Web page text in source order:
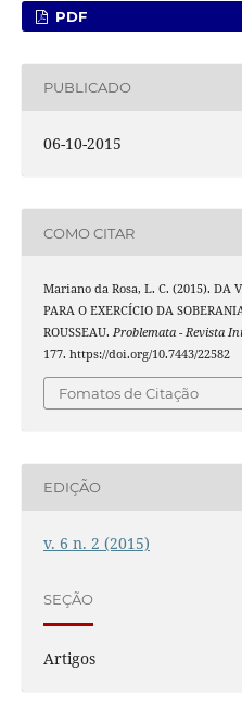
PDF
PUBLICADO
06-10-2015
COMO CITAR
Mariano da Rosa, L. C. (2015). DA
PARA O EXERCÍCIO DA
ROUSSEAU. Problemata - Revista
177. https://doi.org/10.7443/22582
Fomatos de Citação
EDIÇÃO
v. 6 n. 2 (2015)
SEÇÃO
Artigos